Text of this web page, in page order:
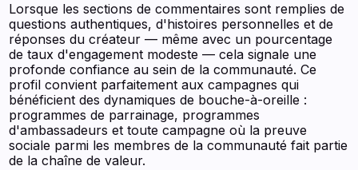
Lorsque les sections de commentaires sont remplies de
questions authentiques, d'histoires personnelles et de
réponses du créateur — même avec un pourcentage
de taux d'engagement modeste — cela signale une
profonde confiance au sein de la communauté. Ce
profil convient parfaitement aux campagnes qui
bénéficient des dynamiques de bouche-à-oreille :
programmes de parrainage, programmes
d'ambassadeurs et toute campagne où la preuve
sociale parmi les membres de la communauté fait partie
de la chaîne de valeur.